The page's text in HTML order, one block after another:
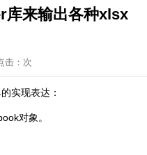
来输出各种xlsx
击： 次
实现表达：
对象。